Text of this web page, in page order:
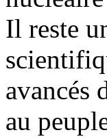
Il reste
avancés
au